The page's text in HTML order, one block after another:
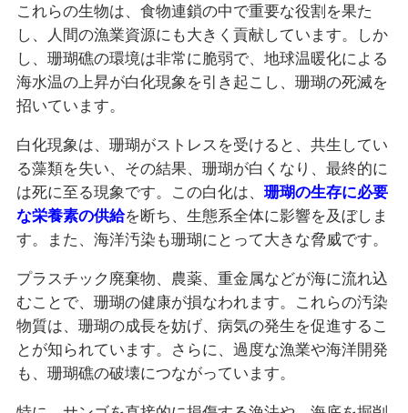
これらの生物は、食物連鎖の中で重要な役割を果た
し、人間の漁業資源にも大きく貢献しています。しか
し、珊瑚礁の環境は非常に脆弱で、地球温暖化による
海水温の上昇が白化現象を引き起こし、珊瑚の死滅を
招いています。
白化現象は、珊瑚がストレスを受けると、共生してい
る藻類を失い、その結果、珊瑚が白くなり、最終的に
は死に至る現象です。この白化は、 珊瑚の生存に必要
な栄養素の供給を断ち、生態系全体に影響を及ぼしま
す。また、海洋汚染も珊瑚にとって大きな脅威です。
プラスチック廃棄物、農薬、重金属などが海に流れ込
むことで、珊瑚の健康が損なわれます。これらの汚染
物質は、珊瑚の成長を妨げ、病気の発生を促進するこ
とが知られています。さらに、過度な漁業や海洋開発
も、珊瑚礁の破壊につながっています。